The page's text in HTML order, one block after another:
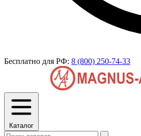
Бесплатно для РФ: 8 (800) 250-74-33
Каталог